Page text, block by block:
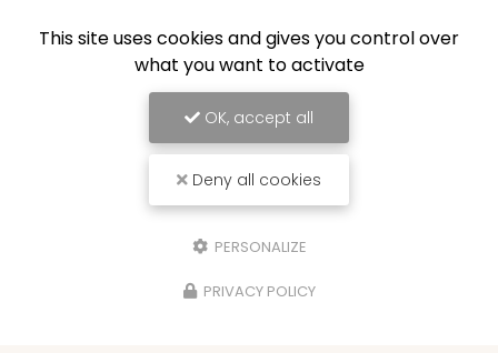
This site uses cookies and gives you control over
what you want to activate
OK, accept all
Deny all cookies
PERSONALIZE
PRIVACY POLICY